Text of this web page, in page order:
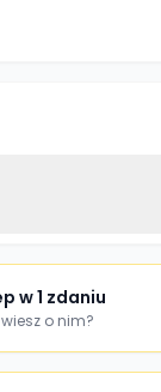
w 1 zdaniu
o nim?